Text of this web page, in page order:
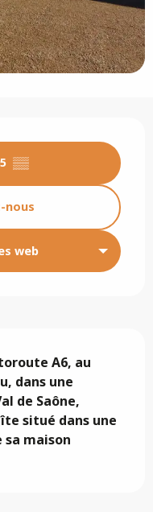
▒▒
nous
web
A6, au
dans une
de Saône,
situé dans une
maison